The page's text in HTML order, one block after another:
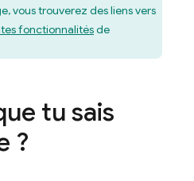
vous trouverez des liens vers
fonctionnalitésde
tu sais
?